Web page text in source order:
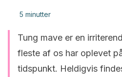
5 minutter
Tung mave er en
fleste af os har oplevet
tidspunkt. Heldigvis